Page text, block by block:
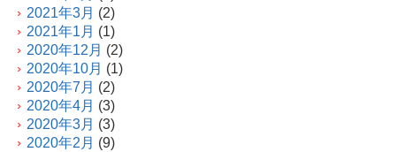
2021年3月 (2)
2021年1月 (1)
2020年12月 (2)
2020年10月 (1)
2020年7月 (2)
2020年4月 (3)
2020年3月 (3)
2020年2月 (9)